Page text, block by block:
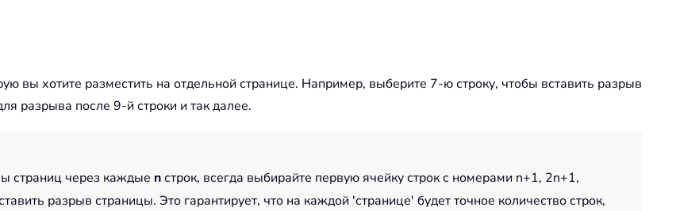
вы хотите разместить на отдельной странице. Например, выберите 7-ю строку, чтобы вставить разрыв
разрыва после 9-й строки и так далее.
страниц через каждые nстрок, всегда выбирайте первую ячейку строк с номерами n+1, 2n+1,
разрыв страницы. Это гарантирует, что на каждой 'странице' будет точное количество строк,